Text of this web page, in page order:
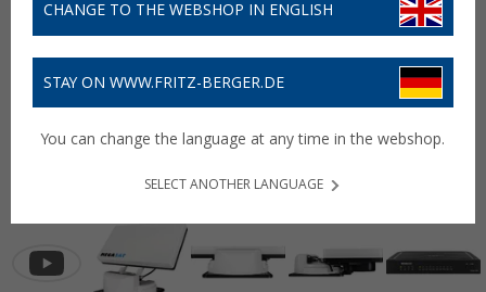
CHANGE TO THE WEBSHOP IN ENGLISH
STAY ON WWW.FRITZ-BERGER.DE
You can change the language at any time in the webshop.
SELECT ANOTHER LANGUAGE